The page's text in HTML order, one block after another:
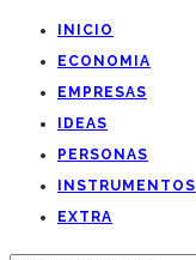
INICIO
ECONOMIA
EMPRESAS
IDEAS
PERSONAS
INSTRUMENTOS
EXTRA